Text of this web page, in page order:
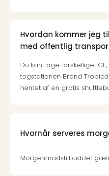
Hvordan kommer jeg
med offentlig
Du kan tage forskellige
togstationen Brand
hentet af en gratis
Hvornår serveres
Morgenmadstilbuddet